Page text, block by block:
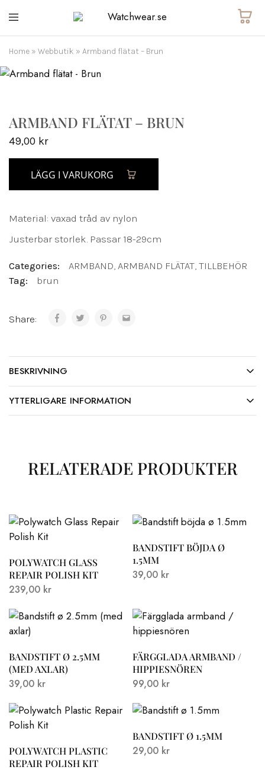
Watchwear.se
Watch
straps
and
other
watch
accessories
Home » Webbutik » Armband flätat – Brun
ARMBAND FLÄTAT – BRUN
49,00 kr
LÄGG I VARUKORG
Material: vaxad tråd av nylon
Justerbar storlek. Passar 18-29cm
Categories: ARMBAND, ARMBAND FLÄTAT, TILLBEHÖR
Tag:
brun
Share:
BESKRIVNING
YTTERLIGARE INFORMATION
RELATERADE PRODUKTER
POLYWATCH GLASS
REPAIR POLISH KIT
239,00 kr
BANDSTIFT BÖJDA Ø
1.5MM
39,00 kr
BANDSTIFT Ø 2.5MM
(MED AXLAR)
39,00 kr
FÄRGGLADA ARMBAND /
HIPPIESNÖREN
99,00 kr
POLYWATCH PLASTIC
REPAIR POLISH KIT
BANDSTIFT Ø 1.5MM
29,00 kr